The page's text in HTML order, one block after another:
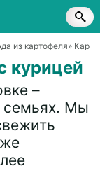
из картофеля»
курицей
–
семьях. Мы